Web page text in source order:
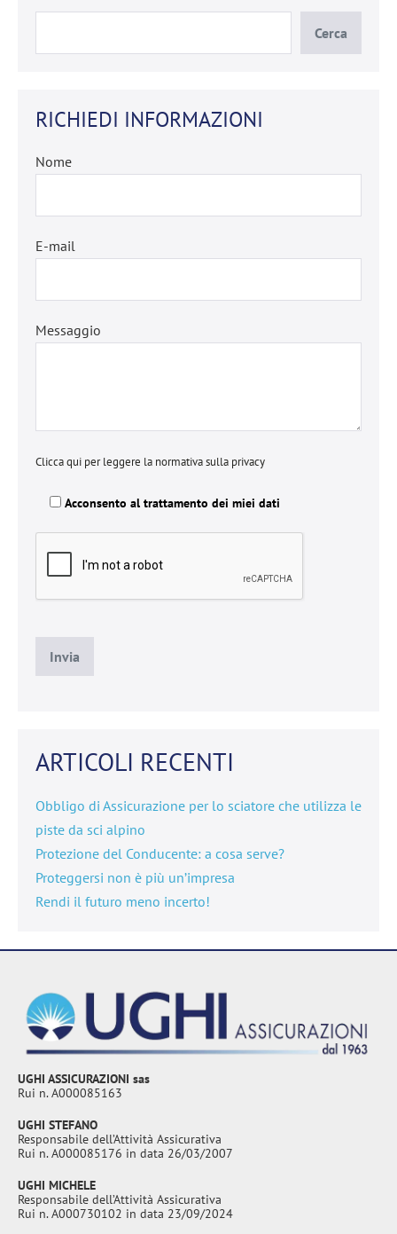
Cerca
RICHIEDI INFORMAZIONI
Nome
E-mail
Messaggio
Clicca qui per leggere la normativa sulla privacy
Acconsento al trattamento dei miei dati
ARTICOLI RECENTI
Obbligo di Assicurazione per lo sciatore che utilizza le
piste da sci alpino
Protezione del Conducente: a cosa serve?
Proteggersi non è più un’impresa
Rendi il futuro meno incerto!
UGHI ASSICURAZIONI sas
Rui n. A000085163
UGHI STEFANO
Responsabile dell’Attività Assicurativa
Rui n. A000085176 in data 26/03/2007
UGHI MICHELE
Responsabile dell’Attività Assicurativa
Rui n. A000730102 in data 23/09/2024